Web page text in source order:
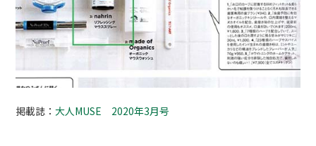
掲載誌：大人MUSE 2020年3月号